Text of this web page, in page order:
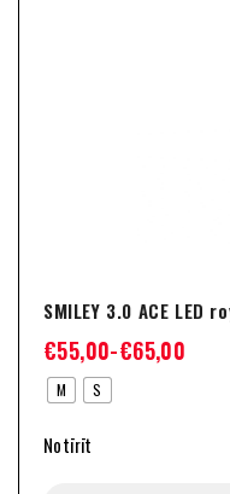
SMILEY 3.0 ACE LED
€55,00-€65,00
M S
Notīrīt